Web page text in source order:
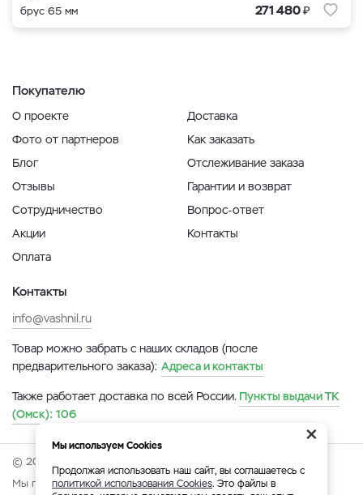
брус 65 мм 271 480₽
Покупателю
О проекте
Фото от партнеров
Блог
Отзывы
Сотрудничество
Акции
Оплата
Доставка
Как заказать
Отслеживание заказа
Гарантии и возврат
Вопрос-ответ
Контакты
Контакты
info@vashnil.ru
Товар можно забрать с наших складов (после
предварительного заказа): Адреса и контакты
Также работает доставка по всей России. Пункты выдачи ТК
(Омск): 106
© 2026 Онлайн-ярмарка ВАСХНиЛ.
Мы принимаем:
×
Мы используем Cookies
Продолжая использовать наш сайт, вы соглашаетесь с
политикой использования Cookies. Это файлы в